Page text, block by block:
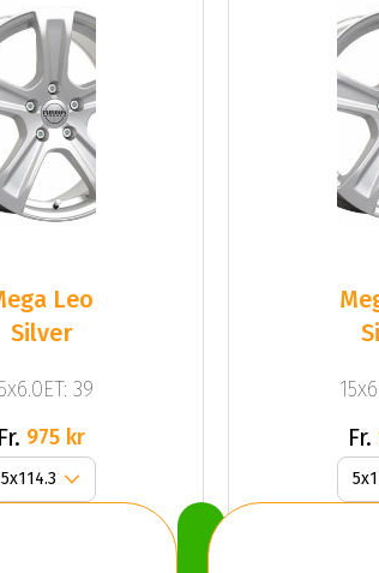
Leo
Silver
39
Fr. 975 kr Fr.